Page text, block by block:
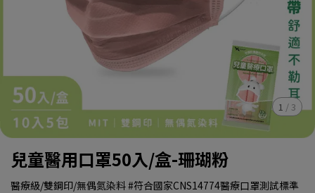
1 / 3
兒童醫用口罩50入/盒-珊瑚粉
醫療級/雙鋼印/無偶氮染料 #符合國家CNS14774醫療口罩測試標準